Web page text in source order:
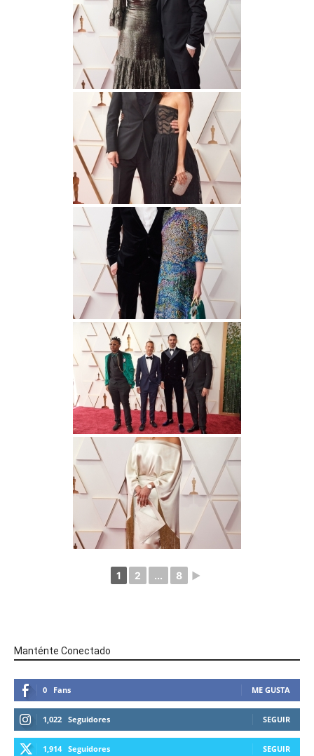
1 2 ... 8 ►
Manténte Conectado
0 Fans ME GUSTA
1,022 Seguidores SEGUIR
1,914 Seguidores SEGUIR